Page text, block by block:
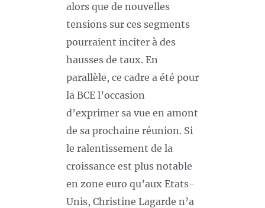
alors que de nouvelles
tensions sur ces segments
pourraient inciter à des
hausses de taux. En
parallèle, ce cadre a été pour
la BCE l’occasion
d’exprimer sa vue en amont
de sa prochaine réunion. Si
le ralentissement de la
croissance est plus notable
en zone euro qu’aux Etats-
Unis, Christine Lagarde n’a